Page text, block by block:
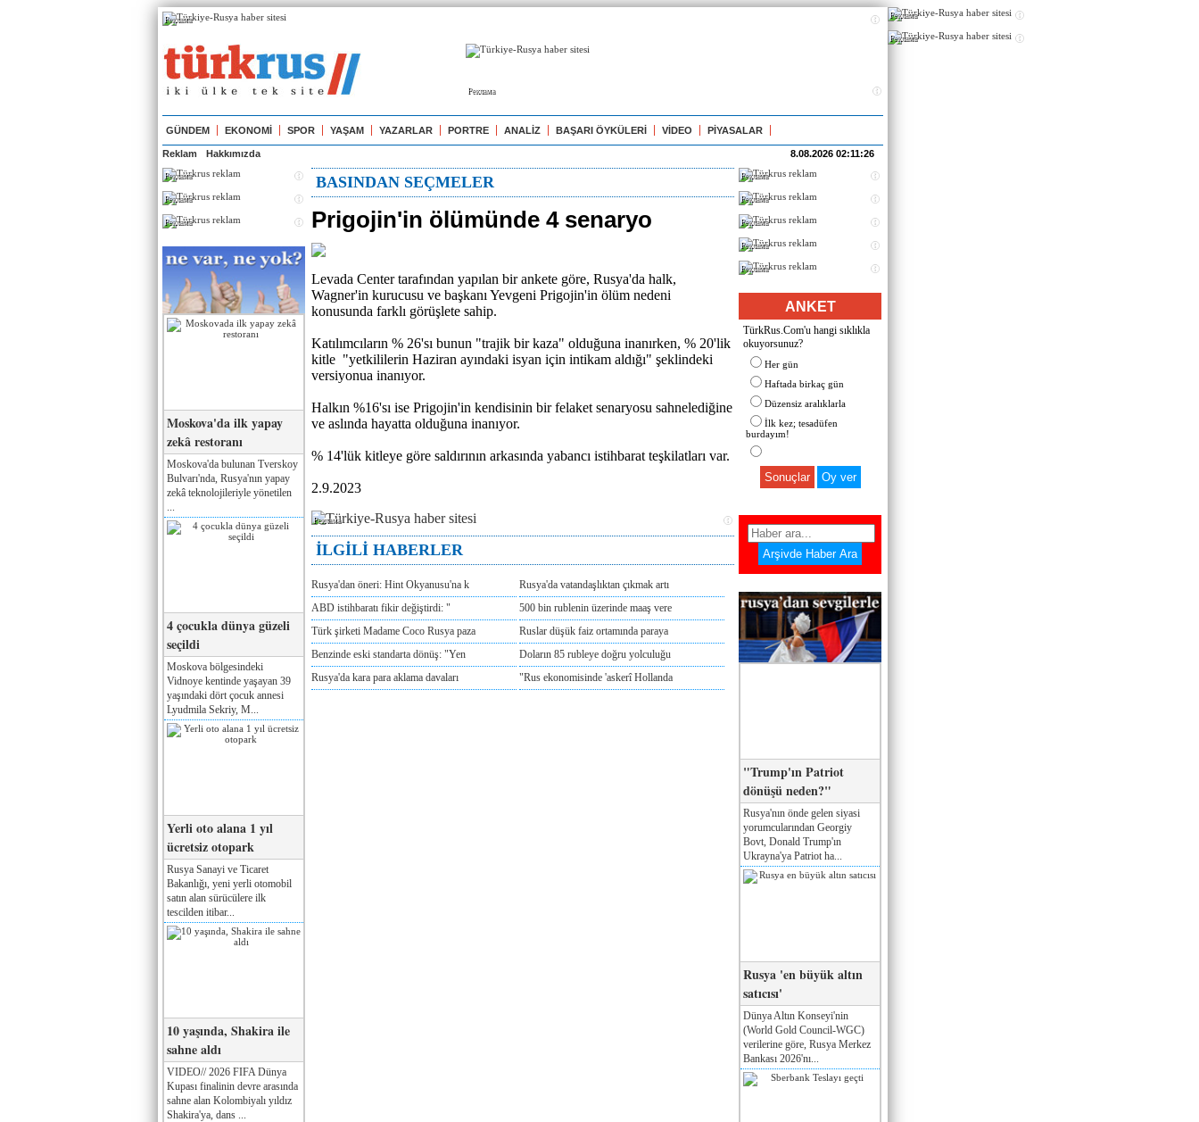
Реклама
Реклама
GÜNDEM EKONOMİ SPOR YAŞAM YAZARLAR PORTRE ANALİZ BAŞARI ÖYKÜLERİ VİDEO PİYASALAR
Reklam Hakkımızda 8.08.2026 02:11:26
Реклама
Реклама
Реклама
Moskova'da ilk yapay
zekâ restoranı
Moskova'da bulunan Tverskoy
Bulvarı'nda, Rusya'nın yapay
zekâ teknolojileriyle yönetilen
4 çocukla dünya güzeli
seçildi
Moskova bölgesindeki
Vidnoye kentinde yaşayan 39
yaşındaki dört çocuk annesi
Lyudmila Sekriy, M...
Yerli oto alana 1 yıl
ücretsiz otopark
Rusya Sanayi ve Ticaret
Bakanlığı, yeni yerli otomobil
satın alan sürücülere ilk
tescilden itibar...
10 yaşında, Shakira ile
sahne aldı
VIDEO// 2026 FIFA Dünya
Kupası finalinin devre arasında
sahne alan Kolombiyalı yıldız
Shakira'ya, dans ...
BASINDAN SEÇMELER
Prigojin'in ölümünde 4 senaryo
Levada Center tarafından yapılan bir ankete göre, Rusya'da halk,
Wagner'in kurucusu ve başkanı Yevgeni Prigojin'in ölüm nedeni
konusunda farklı görüşlete sahip.
Katılımcıların % 26'sı bunun "trajik bir kaza" olduğuna inanırken, % 20'lik
kitle "yetkililerin Haziran ayındaki isyan için intikam aldığı" şeklindeki
versiyonua inanıyor.
Halkın %16'sı ise Prigojin'in kendisinin bir felaket senaryosu sahnelediğine
ve aslında hayatta olduğuna inanıyor.
% 14'lük kitleye göre saldırının arkasında yabancı istihbarat teşkilatları var.
2.9.2023
Реклама
İLGİLİ HABERLER
Rusya'dan öneri: Hint Okyanusu'na k
Rusya'da vatandaşlıktan çıkmak artı
ABD istihbaratı fikir değiştirdi: "
500 bin rublenin üzerinde maaş vere
Türk şirketi Madame Coco Rusya paza
Ruslar düşük faiz ortamında paraya
Benzinde eski standarta dönüş: "Yen
Doların 85 rubleye doğru yolculuğu
Rusya'da kara para aklama davaları
"Rus ekonomisinde 'askerî Hollanda
Реклама
Реклама
Реклама
Реклама
Реклама
ANKET
TürkRus.Com'u hangi sıklıkla
okuyorsunuz?
Her gün
Haftada birkaç gün
Düzensiz aralıklarla
İlk kez; tesadüfen
burdayım!
Sonuçlar
"Trump'ın Patriot
dönüşü neden?"
Rusya'nın önde gelen siyasi
yorumcularından Georgiy
Bovt, Donald Trump'ın
Ukrayna'ya Patriot ha...
Rusya 'en büyük altın
satıcısı'
Dünya Altın Konseyi'nin
(World Gold Council-WGC)
verilerine göre, Rusya Merkez
Bankası 2026'nı...
Реклама
Реклама